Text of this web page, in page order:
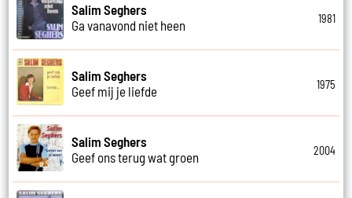
Salim Seghers
Ga vanavond niet heen
1981
Salim Seghers
Geef mij je liefde
1975
Salim Seghers
Geef ons terug wat groen
2004